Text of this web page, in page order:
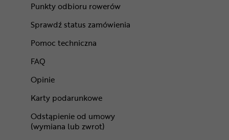
Punkty odbioru rowerów
Sprawdź status zamówienia
Pomoc techniczna
FAQ
Opinie
Karty podarunkowe
Odstąpienie od umowy
(wymiana lub zwrot)